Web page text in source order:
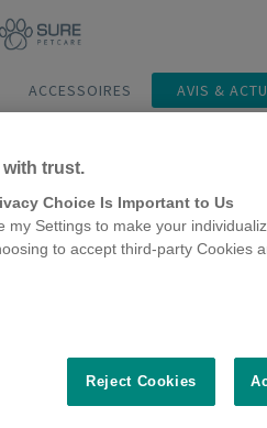
ACCESSOIRES AVIS &
trust.
Choice Is Important to Us
Settings to make your
to accept third-party Cookies
Reject Cookies